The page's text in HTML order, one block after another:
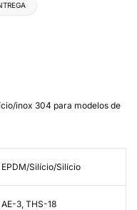
inox 304 para modelos de
EPDM/Silício/Silício
AE-3, THS-18